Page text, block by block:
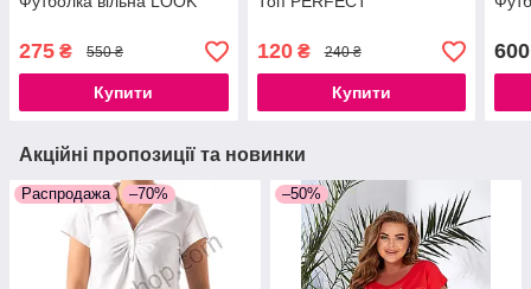
275 ₴ 550 ₴
Купити
120₴ 240 ₴
Купити
600
Акційні пропозиції та новинки
Распродажа –70% –50%